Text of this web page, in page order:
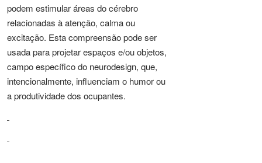
podem estimular áreas do cérebro
relacionadas à atenção, calma ou
excitação. Esta compreensão pode ser
usada para projetar espaços e/ou objetos,
campo específico do neurodesign, que,
intencionalmente, influenciam o humor ou
a produtividade dos ocupantes.